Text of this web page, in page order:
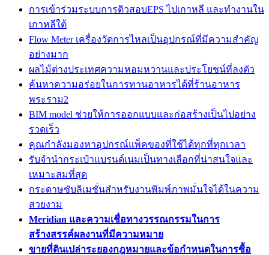
การเข้าร่วมระบบการติวสอบEPS ไปเกาหลี และทำงานใน
เกาหลีใต้
Flow Meter เครื่องวัดการไหลเป็นอุปกรณ์ที่มีความสำคัญ
อย่างมาก
ผลไม้ต่างประเทศความหอมหวานและประโยชน์ที่ลงตัว
ค้นหาความอร่อยในการทานอาหารได้ที่ร้านอาหาร
พระราม2
BIM model ช่วยให้การออกแบบและก่อสร้างเป็นไปอย่าง
รวดเร็ว
คุณกำลังมองหาอุปกรณ์แพ็คของที่ใช้ได้ทุกที่ทุกเวลา
รับจำนำกระเป๋าแบรนด์เนมเป็นทางเลือกที่น่าสนใจและ
เหมาะสมที่สุด
กระดาษซับลิเมชั่นสำหรับงานพิมพ์ภาพมั่นใจได้ในความ
สวยงาม
Meridian และความเชื่อทางวรรณกรรมในการ
สร้างสรรค์ผลงานที่มีความหมาย
ขายที่ดินเปล่าระยองกฎหมายและข้อกำหนดในการซื้อ